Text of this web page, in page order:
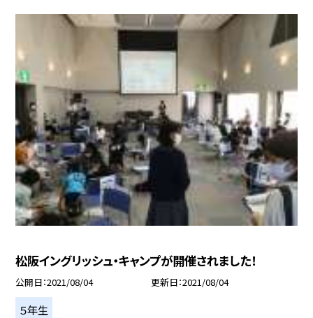
松阪イングリッシュ・キャンプが開催されました！
公開日 2021/08/04 更新日 2021/08/04
５年生